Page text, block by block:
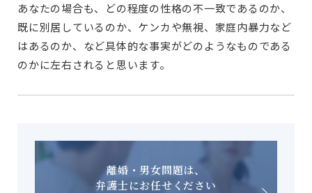
あなたの場合も、どの程度の性格の不一致であるのか、
既に別居しているのか、ケンカや無視、家庭内暴力など
はあるのか、など具体的な事実がどのようなものである
のかに左右されると思います。
離婚・男女問題は、
弁護士にお任せください